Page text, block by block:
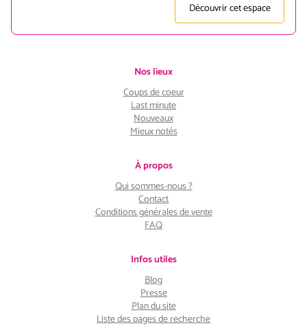
Découvrir cet espace
Nos lieux
Coups de coeur
Last minute
Nouveaux
Mieux notés
À propos
Qui sommes-nous ?
Contact
Conditions générales de vente
FAQ
Infos utiles
Blog
Presse
Plan du site
Liste des pages de recherche